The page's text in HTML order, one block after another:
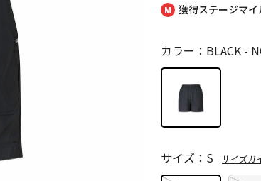
獲得ステージマ
カラー：BLACK -
サイズ：S サイズガ